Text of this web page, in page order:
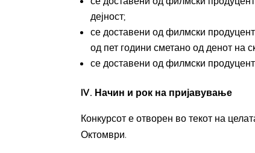
дејност;
се доставени од филмски продуцент
од пет години сметано од денот на
се доставени од филмски
IV. Начин и рок на пријавување
Конкурсот е отворен во текот на
Октомври.